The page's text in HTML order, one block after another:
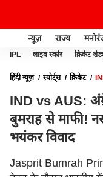
न्यूज़ राज्य
IPL लाइव स्कोर क्रिकेट
हिंदी न्यूज़ स्पोर्ट्स क्रिकेट
IND vs AUS:
बुमराह से माफी!
भयंकर विवाद
Jasprit Bumrah